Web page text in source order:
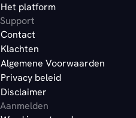
Het platform
Support
Contact
Klachten
Algemene Voorwaarden
Privacy beleid
Disclaimer
Aanmelden